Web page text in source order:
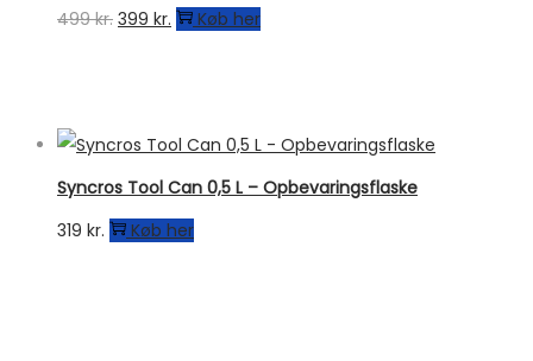
499kr. Den
499 kr..
399 kr. Den
399 kr..
Køb her
Syncros Tool Can 0,5 L – Opbevaringsflaske
319 kr. Køb her